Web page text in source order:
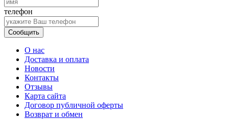
телефон
Сообщить
О нас
Доставка и оплата
Новости
Контакты
Отзывы
Карта сайта
Договор публичной оферты
Возврат и обмен